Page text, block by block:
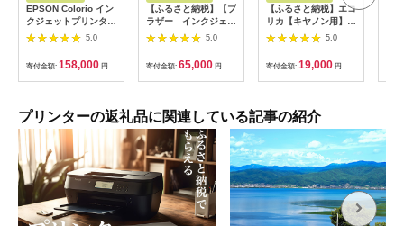
EPSON Colorio イン
クジェットプリンター
EP-887AW[F14108]
5.0
寄付金額: 158,000 円
【ふるさと納税】【ブ
ラザー インクジェッ
ト複合機 DCP-J529N
5.0
寄付金額: 65,000 円
【ふるさと納税】エコ
リカ【キヤノン用】
BCI-
371XL+370XL/6MP
互換リサイクルインク
6色パック 大容量（型
番：ECI-C371XL-
5.0
寄付金額: 19,000 円
プリンターの返礼品に関連している記事の紹介